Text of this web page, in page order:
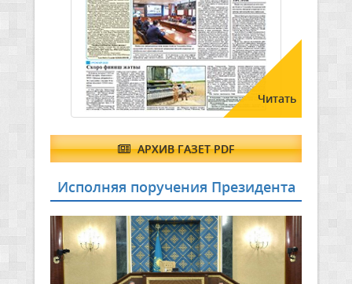
Читать
АРХИВ ГАЗЕТ PDF
Исполняя поручения Президента